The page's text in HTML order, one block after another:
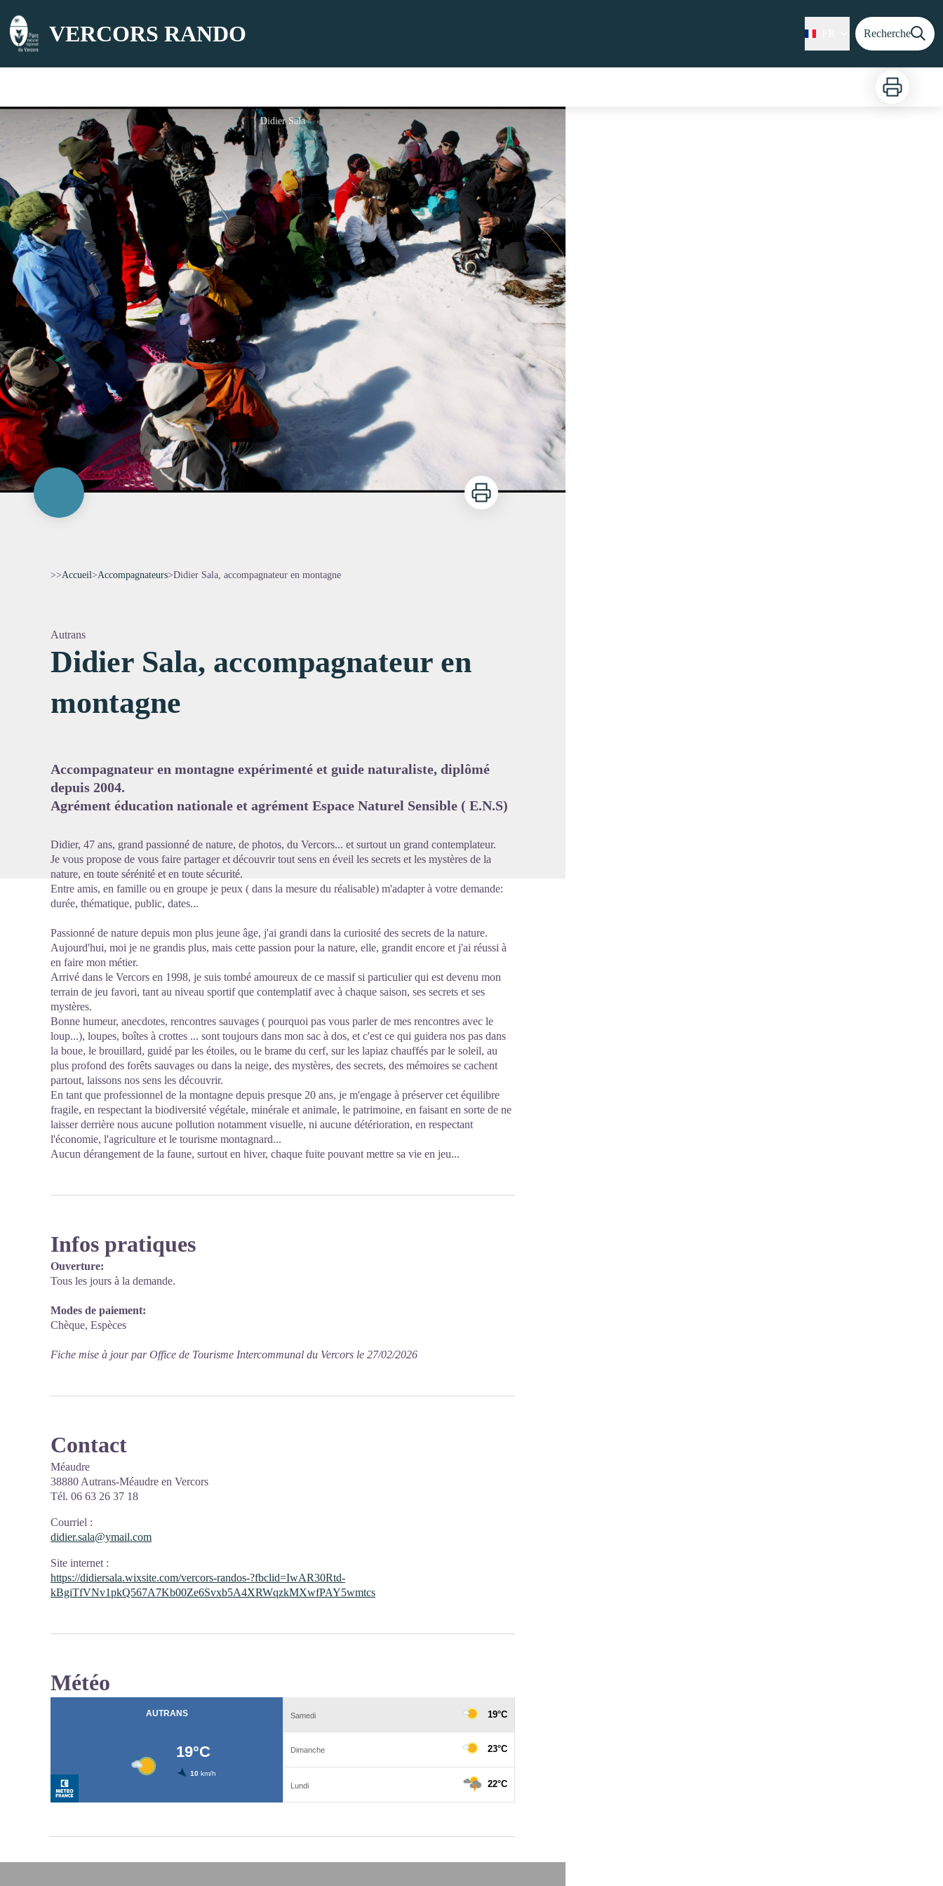
VERCORS RANDO Recherche
Imprimer
Didier Sala
Imprimer
>>Accueil>Accompagnateurs>Didier Sala, accompagnateur en montagne
Autrans
Didier Sala, accompagnateur en
montagne
Accompagnateur en montagne expérimenté et guide naturaliste, diplômé
depuis 2004.
Agrément éducation nationale et agrément Espace Naturel Sensible ( E.N.S)
Didier, 47 ans, grand passionné de nature, de photos, du Vercors... et surtout un grand contemplateur.
Je vous propose de vous faire partager et découvrir tout sens en éveil les secrets et les mystères de la
nature, en toute sérénité et en toute sécurité.
Entre amis, en famille ou en groupe je peux ( dans la mesure du réalisable) m'adapter à votre demande:
durée, thématique, public, dates...
Passionné de nature depuis mon plus jeune âge, j'ai grandi dans la curiosité des secrets de la nature.
Aujourd'hui, moi je ne grandis plus, mais cette passion pour la nature, elle, grandit encore et j'ai réussi à
en faire mon métier.
Arrivé dans le Vercors en 1998, je suis tombé amoureux de ce massif si particulier qui est devenu mon
terrain de jeu favori, tant au niveau sportif que contemplatif avec à chaque saison, ses secrets et ses
mystères.
Bonne humeur, anecdotes, rencontres sauvages ( pourquoi pas vous parler de mes rencontres avec le
loup...), loupes, boîtes à crottes ... sont toujours dans mon sac à dos, et c'est ce qui guidera nos pas dans
la boue, le brouillard, guidé par les étoiles, ou le brame du cerf, sur les lapiaz chauffés par le soleil, au
plus profond des forêts sauvages ou dans la neige, des mystères, des secrets, des mémoires se cachent
partout, laissons nos sens les découvrir.
En tant que professionnel de la montagne depuis presque 20 ans, je m'engage à préserver cet équilibre
fragile, en respectant la biodiversité végétale, minérale et animale, le patrimoine, en faisant en sorte de ne
laisser derrière nous aucune pollution notamment visuelle, ni aucune détérioration, en respectant
l'économie, l'agriculture et le tourisme montagnard...
Aucun dérangement de la faune, surtout en hiver, chaque fuite pouvant mettre sa vie en jeu...
Infos pratiques
Ouverture:
Tous les jours à la demande.
Modes de paiement:
Chèque, Espèces
Fiche mise à jour par Office de Tourisme Intercommunal du Vercors le 27/02/2026
Contact
Méaudre
38880 Autrans-Méaudre en Vercors
Tél. 06 63 26 37 18
Courriel :
didier.sala@ymail.com
Site internet :
https://didiersala.wixsite.com/vercors-randos-?fbclid=IwAR30Rtd-
kBgiTfVNv1pkQ567A7Kb00Ze6Svxb5A4XRWqzkMXwfPAY5wmtcs
Météo